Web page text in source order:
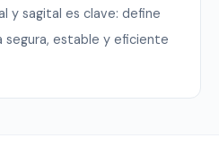
y sagital es clave: define
segura, estable y eficiente